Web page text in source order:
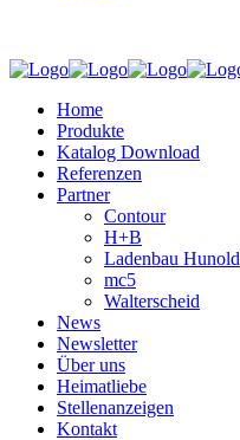
Home
Produkte
Katalog Download
Referenzen
Partner
Contour
H+B
Ladenbau Hunold
mc5
Walterscheid
News
Newsletter
Über uns
Heimatliebe
Stellenanzeigen
Kontakt